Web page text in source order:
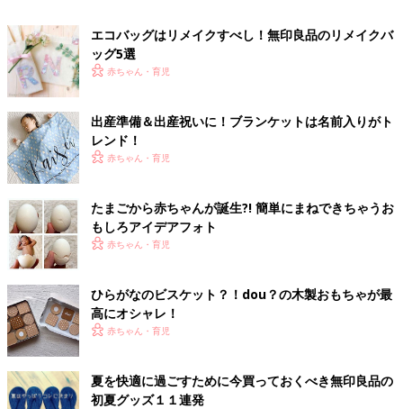
エコバッグはリメイクすべし！無印良品のリメイクバ
ッグ5選
赤ちゃん・育児
出産準備＆出産祝いに！ブランケットは名前入りがト
レンド！
赤ちゃん・育児
たまごから赤ちゃんが誕生?! 簡単にまねできちゃうお
もしろアイデアフォト
赤ちゃん・育児
ひらがなのビスケット？！dou？の木製おもちゃが最
高にオシャレ！
赤ちゃん・育児
夏を快適に過ごすために今買っておくべき無印良品の
初夏グッズ１１連発